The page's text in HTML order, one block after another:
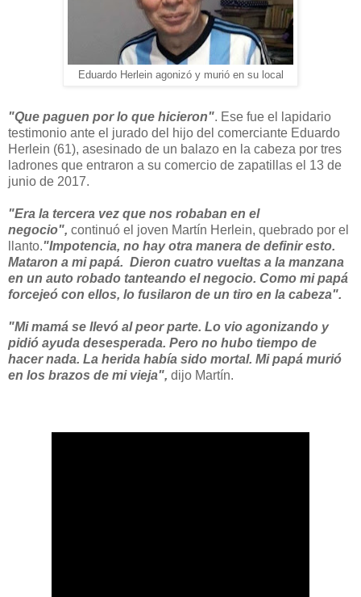
Eduardo Herlein agonizó y murió en su local
"Que paguen por lo que hicieron". Ese fue el lapidario
testimonio ante el jurado del hijo del comerciante Eduardo
Herlein (61), asesinado de un balazo en la cabeza por tres
ladrones que entraron a su comercio de zapatillas el 13 de
junio de 2017.
"Era la tercera vez que nos robaban en el
negocio", continuó el joven Martín Herlein, quebrado por el
llanto."Impotencia, no hay otra manera de definir esto.
Mataron a mi papá. Dieron cuatro vueltas a la manzana
en un auto robado tanteando el negocio. Como mi papá
forcejeó con ellos, lo fusilaron de un tiro en la cabeza".
"Mi mamá se llevó al peor parte. Lo vio agonizando y
pidió ayuda desesperada. Pero no hubo tiempo de
hacer nada. La herida había sido mortal. Mi papá murió
en los brazos de mi vieja", dijo Martín.